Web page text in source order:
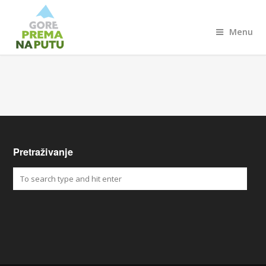
Menu
Pretraživanje